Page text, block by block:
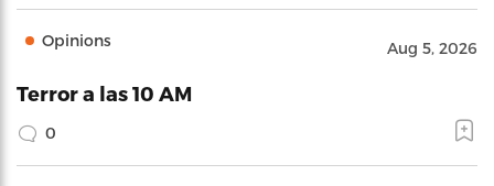
Opinions Aug 5, 2026
Terror a las 10 AM
0